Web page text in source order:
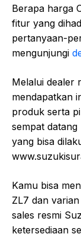
Berapa harga
fitur yang
pertanyaan-
mengunjungi
Melalui dealer
mendapatkan
produk serta
sempat
yang bisa
Kamu bisa
ZL7 dan
sales resmi
ketersediaan